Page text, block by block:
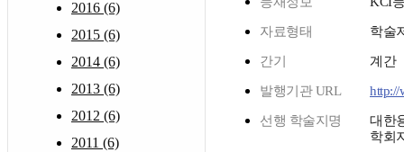
2016 (6)
2015 (6)
2014 (6)
2013 (6)
2012 (6)
2011 (6)
자료형태 학술
간기 계간
발행기관 URL http://
선행 학술지명
대한
학회